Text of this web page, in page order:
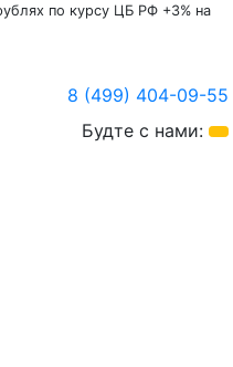
по курсу ЦБ РФ +3% на
8 (499) 404-09-55
Будте с нами: